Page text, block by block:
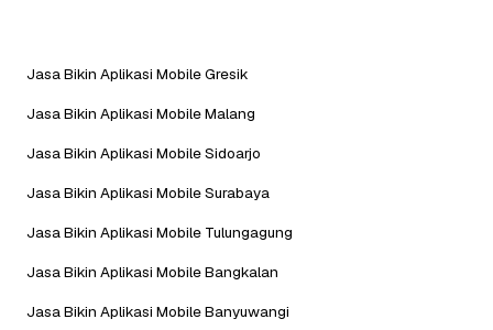
Jasa Bikin Aplikasi Mobile Gresik
Jasa Bikin Aplikasi Mobile Malang
Jasa Bikin Aplikasi Mobile Sidoarjo
Jasa Bikin Aplikasi Mobile Surabaya
Jasa Bikin Aplikasi Mobile Tulungagung
Jasa Bikin Aplikasi Mobile Bangkalan
Jasa Bikin Aplikasi Mobile Banyuwangi